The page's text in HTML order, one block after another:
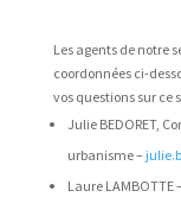
Les agents de notre
coordonnées ci-
vos questions sur ce
Julie BEDORET,
urbanisme –
Laure LAMBOTTE